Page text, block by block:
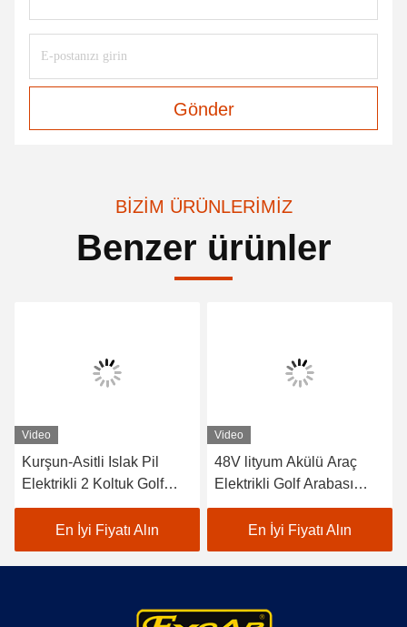
Gönder
BIZIM ÜRÜNLERIMIZ
Benzer ürünler
Video
Kurşun-Asitli Islak Pil
Elektrikli 2 Koltuk Golf
Arabaları / Elektrikli Buggy
Araba Golf
En İyi Fiyatı Alın
Video
48V lityum Akülü Araç
Elektrikli Golf Arabası
EXCAR A1S6+2 Beyaz
En İyi Fiyatı Alın